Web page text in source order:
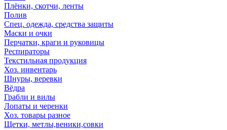
Плёнки, скотчи, ленты
Полив
Спец. одежда, средства защиты
Маски и очки
Перчатки, краги и руковицы
Респираторы
Текстильная продукция
Хоз. инвентарь
Шнуры, веревки
Вёдра
Грабли и вилы
Лопаты и черенки
Хоз. товары разное
Щетки, метлы,веники,совки